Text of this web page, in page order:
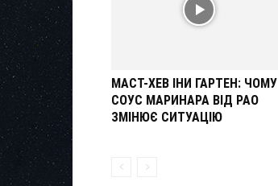
МАСТ-ХЕВ ІНИ ГАРТЕН: ЧОМУ
СОУС МАРИНАРА ВІД РАО
ЗМІНЮЄ СИТУАЦІЮ